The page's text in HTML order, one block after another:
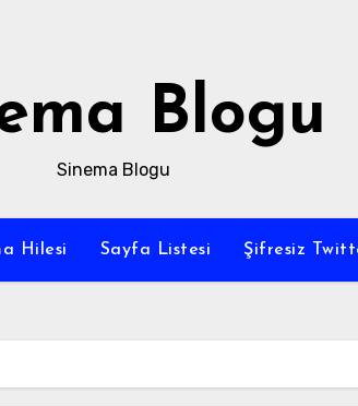
Blogu
Sinema Blogu
Hilesi Sayfa Listesi Şifresiz